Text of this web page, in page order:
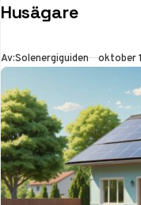
Husägare
Av:Solenergiguiden oktober